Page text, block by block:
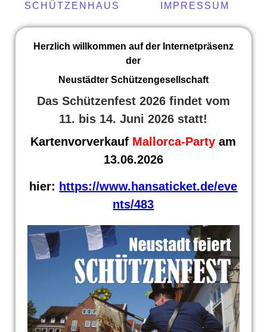
SCHÜTZENHAUS
IMPRESSUM
Herzlich willkommen auf der Internetpräsenz
der
Neustädter Schützengesellschaft
Das Schützenfest 2026 findet vom
11. bis 14. Juni 2026 statt!
Kartenvorverkauf Mallorca-Partyam
13.06.2026
hier: https://www.hansaticket.de/eve
nts/483